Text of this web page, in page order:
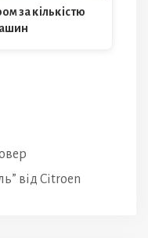
за кількістю
від Citroen